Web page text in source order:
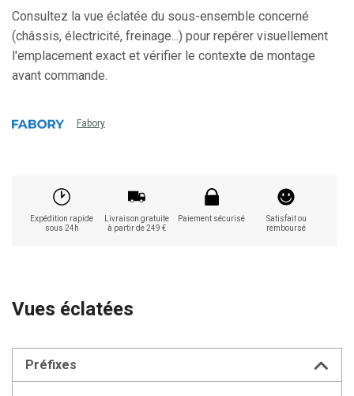
Consultez la vue éclatée du sous-ensemble concerné
(châssis, électricité, freinage...) pour repérer visuellement
l'emplacement exact et vérifier le contexte de montage
avant commande.
Fabory
Expédition rapide
sous 24h
Livraison gratuite
à partir de 249 €
Paiement sécurisé
Satisfait ou
remboursé
Vues éclatées
Préfixes